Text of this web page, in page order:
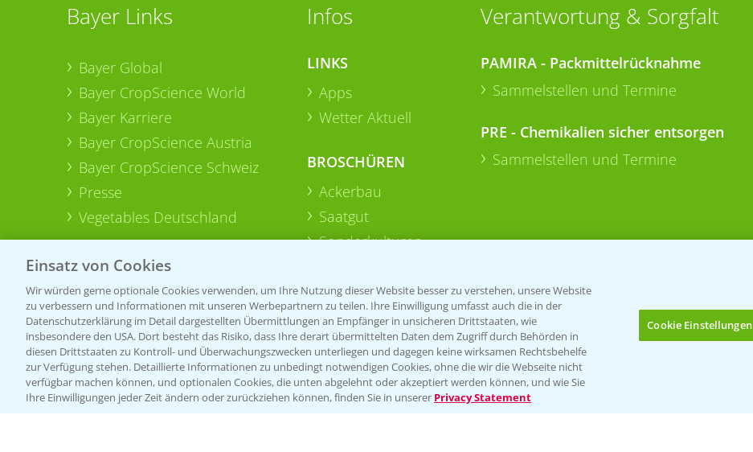
Bis zu 4 Produkte vergleichen:
Bayer Links
Bayer Global
Bayer CropScience World
Bayer Karriere
Bayer CropScience Austria
Bayer CropScience Schweiz
Presse
Vegetables Deutschland
Infos
LINKS
Apps
Wetter Aktuell
BROSCHÜREN
Ackerbau
Saatgut
Sonderkulturen
Verantwortung & Sorgfalt
PAMIRA - Packmittelrücknahme
Sammelstellen und Termine
PRE - Chemikalien sicher entsorgen
Sammelstellen und Termine
Folgen Sie uns
Einsatz von Cookies
Wir würden gerne optionale Cookies verwenden, um Ihre Nutzung dieser Website besser zu verstehen, unsere Website
zu verbessern und Informationen mit unseren Werbepartnern zu teilen. Ihre Einwilligung umfasst auch die in der
Datenschutzerklärung im Detail dargestellten Übermittlungen an Empfänger in unsicheren Drittstaaten, wie
insbesondere den USA. Dort besteht das Risiko, dass Ihre derart übermittelten Daten dem Zugriff durch Behörden in
diesen Drittstaaten zu Kontroll- und Überwachungszwecken unterliegen und dagegen keine wirksamen Rechtsbehelfe
zur Verfügung stehen. Detaillierte Informationen zu unbedingt notwendigen Cookies, ohne die wir die Webseite nicht
verfügbar machen können, und optionalen Cookies, die unten abgelehnt oder akzeptiert werden können, und wie Sie
Ihre Einwilligungen jeder Zeit ändern oder zurückziehen können, finden Sie in unserer Privacy Statement
Cookie Einstellungen